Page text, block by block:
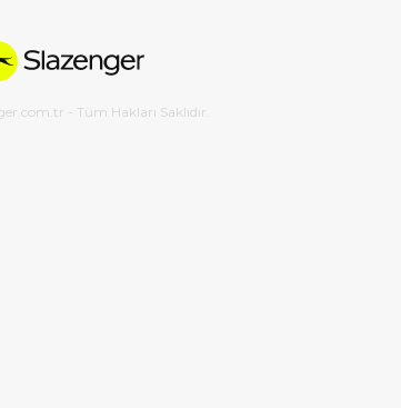
- Tüm Hakları Saklıdır.